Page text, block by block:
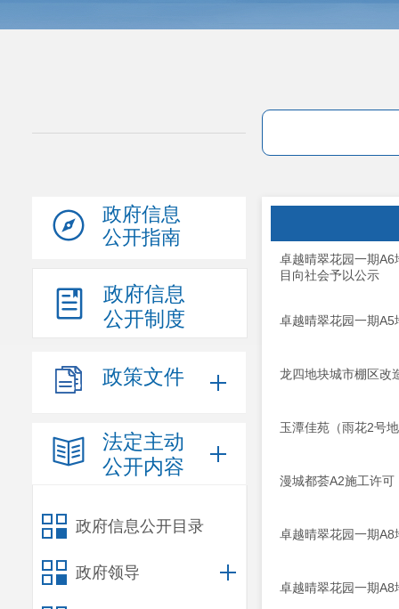
政府信息
公开指南
政府信息
公开制度
政策文件
法定主动
公开内容
政府信息公开目录
政府领导
卓越晴翠花园一期
目向社会予以公示
卓越晴翠花园一期
龙四地块城市棚区改
玉潭佳苑（雨花2号
漫城都荟A2施工许
卓越晴翠花园一期
卓越晴翠花园一期